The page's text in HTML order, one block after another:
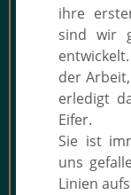
ihre
sind wir
der
erledigt
Eifer.
Sie ist
uns
Linien